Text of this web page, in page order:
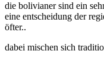
die bolivianer sind ein
eine entscheidung der
öfter..
dabei mischen sich